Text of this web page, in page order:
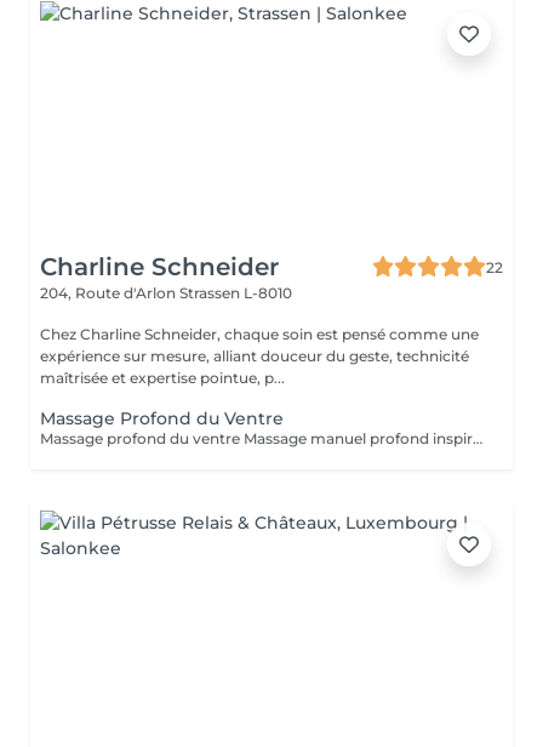
Charline Schneider
22
204, Route d'Arlon Strassen L-8010
Chez Charline Schneider, chaque soin est pensé comme une
expérience sur mesure, alliant douceur du geste, technicité
maîtrisée et expertise pointue, p...
Massage Profond du Ventre
Massage profond du ventre Massage manuel profond inspiré des traditions taoïstes, agissant sur l'abdomen, centre vital du corps. Ce soin vise à libérer les tensions physiques et émotionnelles accumulées dans le ventre, relancer la circulation interne et favoriser un meilleur équilibre digestif, nerveux et énergétique. Par un travail précis et en profondeur, le massage aide à détendre les organes, apaiser le système nerveux et soutenir la vitalité globale. Il s'adresse aux personnes sujettes au stress, aux troubles digestifs, aux tensions internes ou à une sensation de charge émotionnelle. Bénéfices : Amélioration du confort digestif et réduction des ballonnements Libération des tensions abdominales et émotionnelles Apaisement du système nerveux et diminution du stress Sensation de ventre plus détendu et de corps plus léger Amélioration de la qualité du sommeil et de l'énergie globale Ce soin est un massage de libération, profond et engagé, et non un massage bien-être.